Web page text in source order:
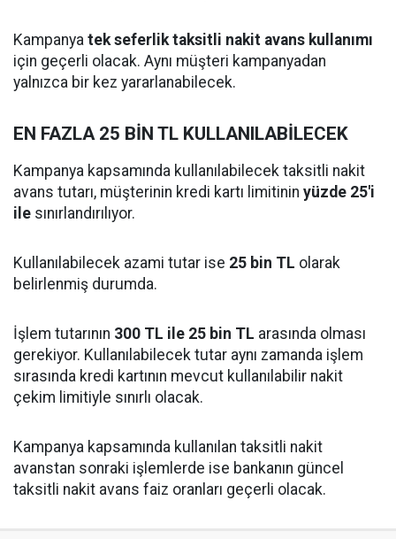
Kampanya tek seferlik taksitli nakit avans kullanımı
için geçerli olacak. Aynı müşteri kampanyadan
yalnızca bir kez yararlanabilecek.
EN FAZLA 25 BİN TL KULLANILABİLECEK
Kampanya kapsamında kullanılabilecek taksitli nakit
avans tutarı, müşterinin kredi kartı limitinin yüzde 25'i
ile sınırlandırılıyor.
Kullanılabilecek azami tutar ise 25 bin TL olarak
belirlenmiş durumda.
İşlem tutarının 300 TL ile 25 bin TL arasında olması
gerekiyor. Kullanılabilecek tutar aynı zamanda işlem
sırasında kredi kartının mevcut kullanılabilir nakit
çekim limitiyle sınırlı olacak.
Kampanya kapsamında kullanılan taksitli nakit
avanstan sonraki işlemlerde ise bankanın güncel
taksitli nakit avans faiz oranları geçerli olacak.